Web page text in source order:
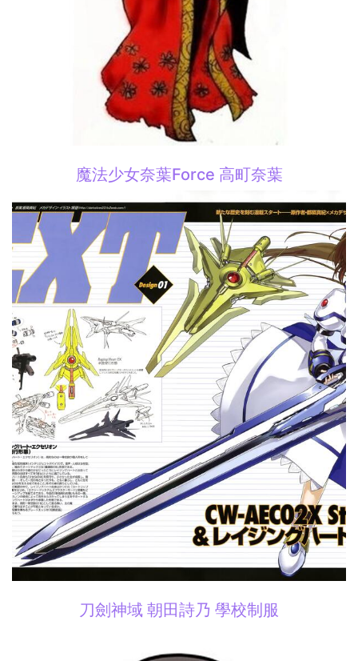
魔法少女奈葉Force 高町奈葉
刀劍神域 朝田詩乃 學校制服